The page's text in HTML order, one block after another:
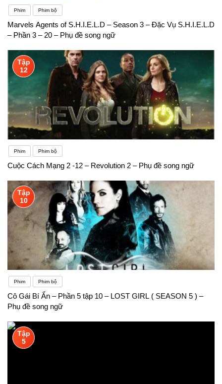
Phim Phim bộ
Marvels Agents of S.H.I.E.L.D – Season 3 – Đặc Vụ S.H.I.E.L.D
– Phần 3 – 20 – Phụ đề song ngữ
Tập
12
Phim Phim bộ
Cuộc Cách Mạng 2 -12 – Revolution 2 – Phụ đề song ngữ
Tập
10
Phim Phim bộ
Cô Gái Bí Ẩn – Phần 5 tập 10 – LOST GIRL ( SEASON 5 ) –
Phụ đề song ngữ
Tập
5